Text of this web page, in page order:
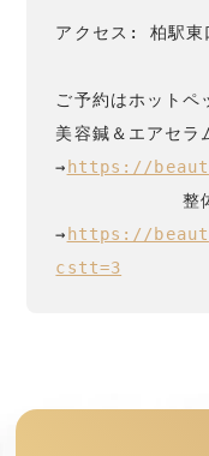
アクセス: 柏駅東
ご予約はホットペ
美容鍼＆エアセラ
→ https://
整
→ https://
cstt=3